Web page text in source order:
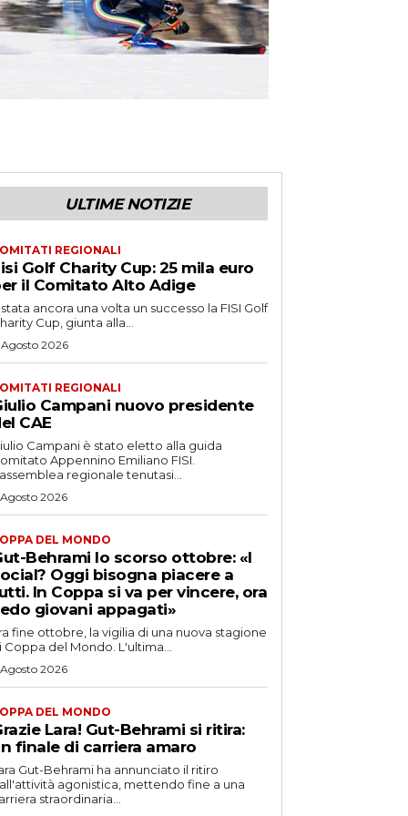
ULTIME NOTIZIE
REGIONALI
Golf Charity Cup: 25 mila euro
il Comitato Alto Adige
stata ancora una volta un successo la FISI Golf
Cup, giunta alla...
2026
REGIONALI
Campani nuovo presidente
CAE
Campani è stato eletto alla guida
Appennino Emiliano FISI.
regionale tenutasi...
2026
DEL MONDO
Behrami lo scorso ottobre: «I
Oggi bisogna piacere a
In Coppa si va per vincere, ora
giovani appagati»
fine ottobre, la vigilia di una nuova stagione
Coppa del Mondo. L'ultima...
2026
DEL MONDO
Lara! Gut-Behrami si ritira:
finale di carriera amaro
Gut-Behrami ha annunciato il ritiro
agonistica, mettendo fine a una
straordinaria...